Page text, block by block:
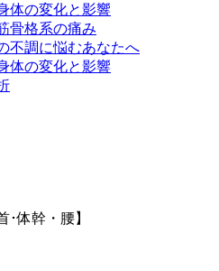
体の変化と影響
骨格系の痛み
不調に悩むあなたへ
体の変化と影響
･体幹・腰】